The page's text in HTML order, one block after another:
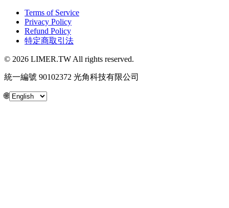
Terms of Service
Privacy Policy
Refund Policy
特定商取引法
© 2026 LIMER.TW All rights reserved.
統一編號 90102372 光角科技有限公司
🌐